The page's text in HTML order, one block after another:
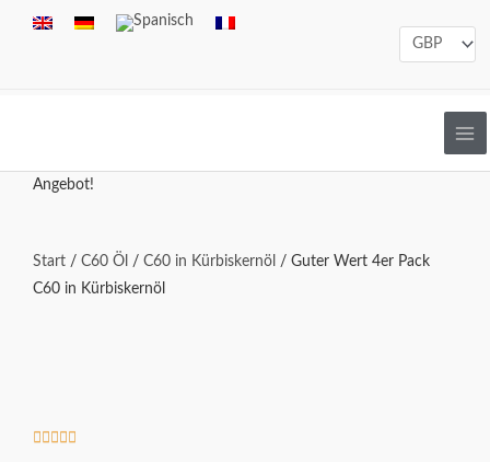
Inhalt
Angebot!
Start / C60 Öl / C60 in Kürbiskernöl / Guter Wert 4er Pack
C60 in Kürbiskernöl
    